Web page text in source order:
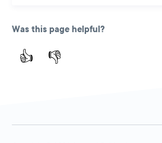
Was this page helpful?
👍 👎